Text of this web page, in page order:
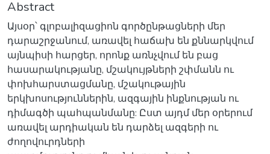
Abstract
Այսօր՝ գլոբալիզացիոն գործընթացների մեր
դարաշրջանում, առավել հաճախ են քննարկվում
այնպիսի հարցեր, որոնք առնչվում են բաց
հասարակությանը, մշակույթների շփմանն ու
փոխհարստացմանը, մշակութային
երկխոսություններին, ազգային ինքնության ու
դիմագծի պահպանմանը: Ըստ այդմ մեր օրերում
առավել արդիական են դարձել ազգերի ու
ժողովուրդների